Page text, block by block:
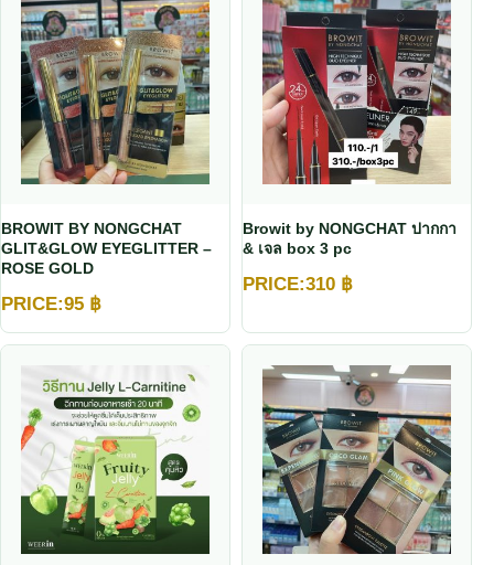
BROWIT BY NONGCHAT
GLIT&GLOW EYEGLITTER –
ROSE GOLD
PRICE:95 ฿
Browit by NONGCHAT ปากกา
& เจล box 3 pc
PRICE:310 ฿